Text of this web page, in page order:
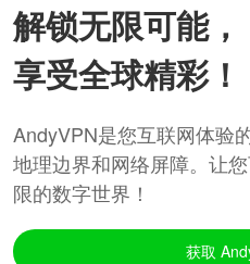
解锁无限可能，
享受全球精彩！
AndyVPN是您互联网体验
地理边界和网络屏障。让
限的数字世界！
获取